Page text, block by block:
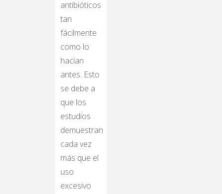
antibióticos
tan
fácilmente
como lo
hacían
antes. Esto
se debe a
que los
estudios
demuestran
cada vez
más que el
uso
excesivo